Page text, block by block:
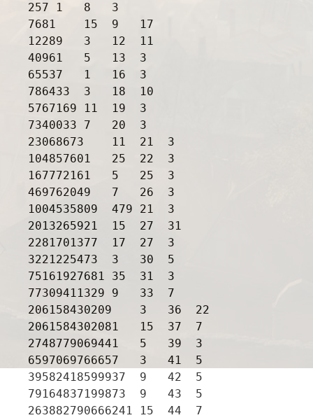
257 1   8   3
7681    15  9   17
12289   3   12  11
40961   5   13  3
65537   1   16  3
786433  3   18  10
5767169 11  19  3
7340033 7   20  3
23068673    11  21  3
104857601   25  22  3
167772161   5   25  3
469762049   7   26  3
1004535809  479 21  3
2013265921  15  27  31
2281701377  17  27  3
3221225473  3   30  5
75161927681 35  31  3
77309411329 9   33  7
206158430209    3   36  22
2061584302081   15  37  7
2748779069441   5   39  3
6597069766657   3   41  5
39582418599937  9   42  5
79164837199873  9   43  5
263882790666241 15  44  7